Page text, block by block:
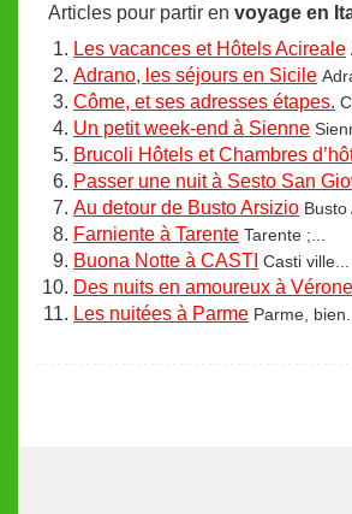
Articles pour partir en voyage en
Les vacances et Hôtels Acireale
Adrano, les séjours en Sicile
Côme, et ses adresses étapes.
Un petit week-end à Sienne
Brucoli Hôtels et Chambres
Passer une nuit à Sesto San
Au detour de Busto Arsizio Busto
Farniente à Tarente Tarente ;...
Buona Notte à CASTI Casti ville...
Des nuits en amoureux à Vérone
Les nuitées à Parme Parme,